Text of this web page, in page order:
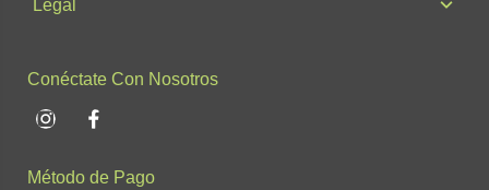
Legal
Conéctate Con Nosotros
InstagramFacebook
Método de Pago